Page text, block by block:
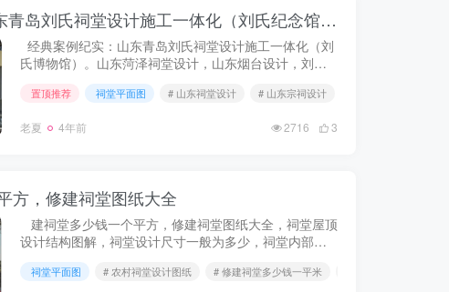
经典案例纪实：山东青岛刘氏祠堂设计施工一体化（刘氏纪念馆博物馆），顺利完工！
经典案例纪实：山东青岛刘氏祠堂设计施工一体化（刘
氏博物馆）。山东菏泽祠堂设计，山东烟台设计，刘氏
设计，烟台祠堂设计，德州菏泽祠堂...
置顶推荐 祠堂平面图 # 山东祠堂设计 # 山东宗祠设计
老夏 4年前 2716 3
方，修建祠堂图纸大全
建祠堂多少钱一个平方，修建祠堂图纸大全，祠堂屋顶
设计结构图解，祠堂设计尺寸一般为多少，祠堂内部布
布局平面图，6×12米宗祠设...
祠堂平面图 # 农村祠堂设计图纸 # 修建祠堂多少钱一平米